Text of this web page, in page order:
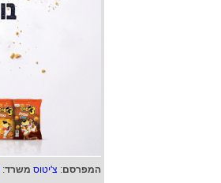
המפרסם: צ'יטוס משרד: